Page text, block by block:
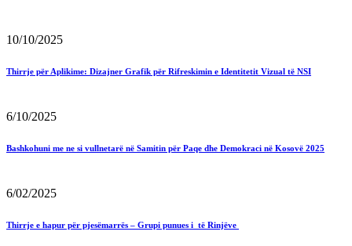
10/10/2025
Thirrje për Aplikime: Dizajner Grafik për Rifreskimin e Identitetit Vizual të NSI
6/10/2025
Bashkohuni me ne si vullnetarë në Samitin për Paqe dhe Demokraci në Kosovë 2025
6/02/2025
Thirrje e hapur për pjesëmarrës – Grupi punues i të Rinjëve